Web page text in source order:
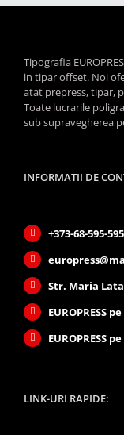
Tipografia
in tipar offset. Noi
atat prepress, tipar,
Toate lucrarile
sub supravegherea
INFORMATII DE
+373-68-595-595
Str. Maria
EUROPRESS
EUROPRESS
LINK-URI RAPIDE: